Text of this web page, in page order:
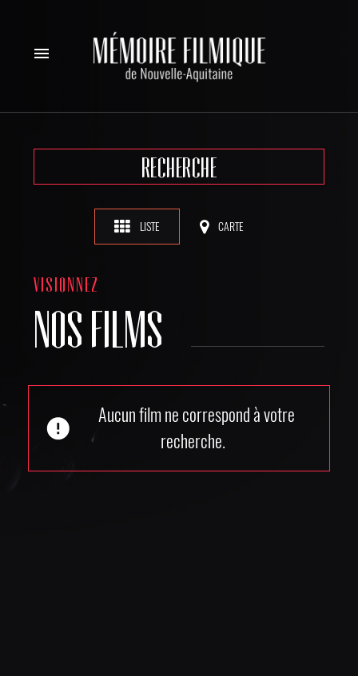
menu
RECHERCHE
LISTE CARTE
VISIONNEZ
NOS FILMS
error
Aucun film ne correspond à votre
recherche.